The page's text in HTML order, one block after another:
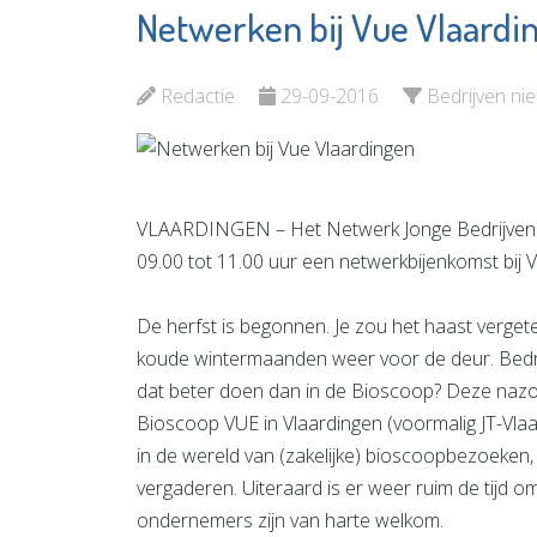
Netwerken bij Vue
Redactie 29-09-2016 Bedrijven
VLAARDINGEN – Het Netwerk Jonge
09.00 tot 11.00 uur een netwerkbijenkomst bij
De herfst is begonnen. Je zou het haast
koude wintermaanden weer voor de deur.
dat beter doen dan in de Bioscoop? Deze
Bioscoop VUE in Vlaardingen (voormalig JT-
in de wereld van (zakelijke)
vergaderen. Uiteraard is er weer ruim de tijd
ondernemers zijn van harte welkom.
Zwem- en
Bekijk de pagina
Groene
Bekijk de